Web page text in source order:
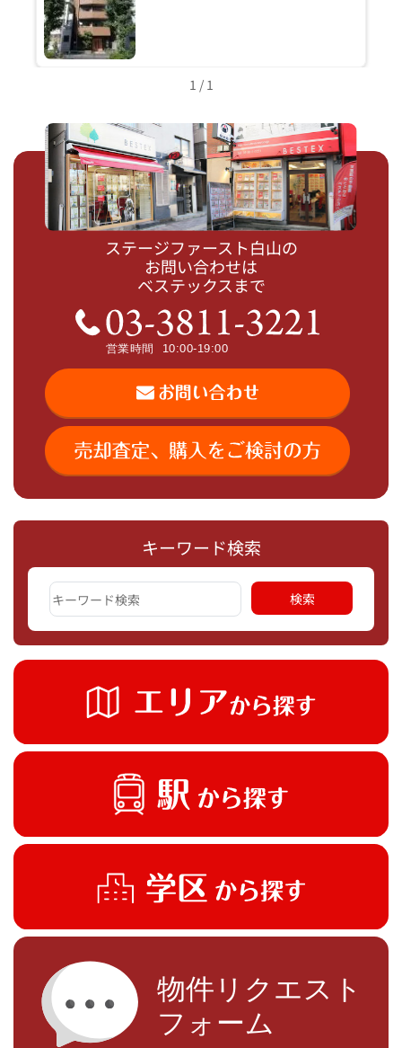
キーワード検索
1 / 1
ステージファースト白山の
お問い合わせは
ベステックスまで